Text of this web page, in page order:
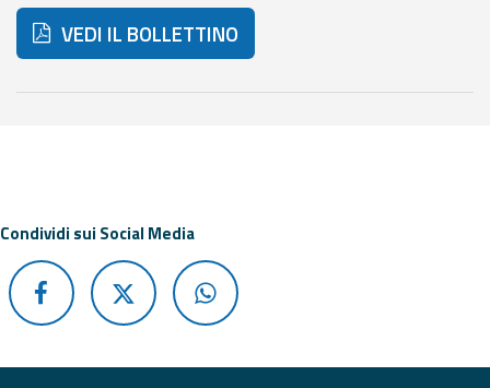
Dati osservati
Operativi
Report
VEDI IL BOLLETTINO
Condividi sui Social Media